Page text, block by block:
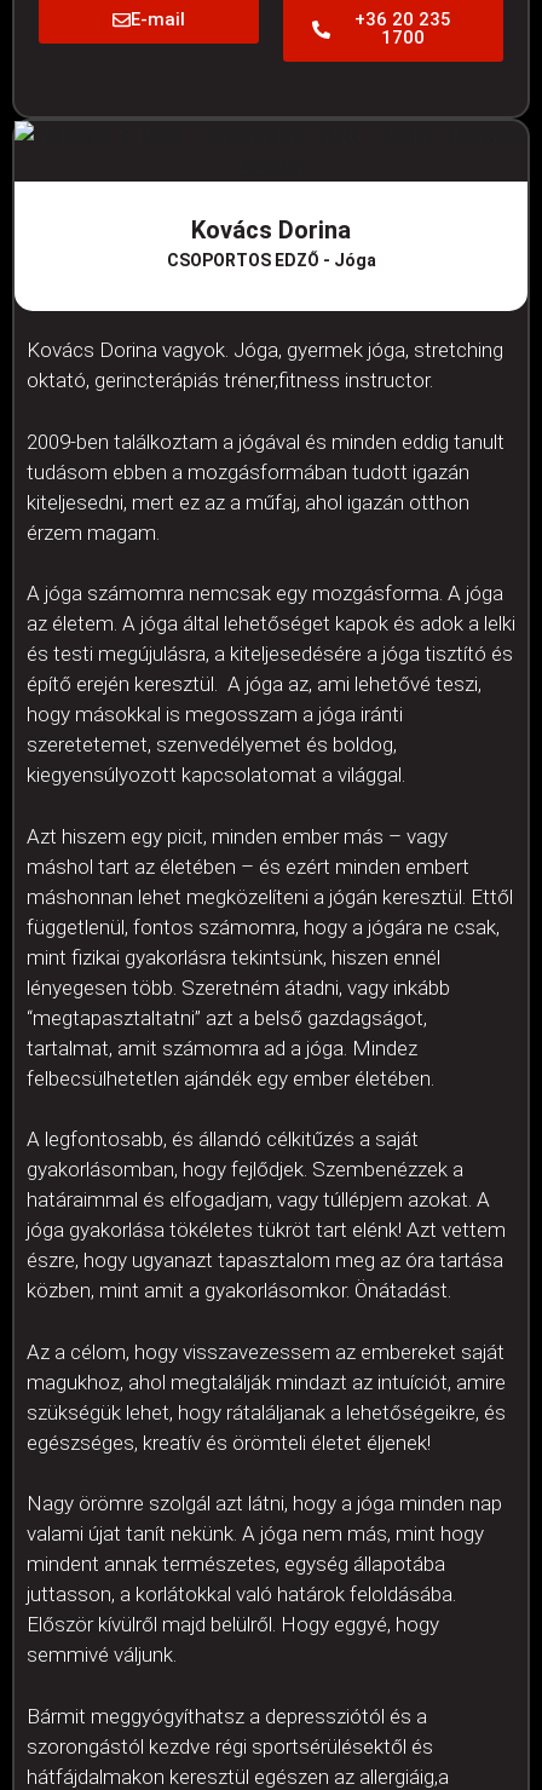
E-mail
+36 20 235
1700
Kovács Dorina
CSOPORTOS EDZŐ - Jóga
Kovács Dorina vagyok. Jóga, gyermek jóga, stretching
oktató, gerincterápiás tréner,fitness instructor.
2009-ben találkoztam a jógával és minden eddig tanult
tudásom ebben a mozgásformában tudott igazán
kiteljesedni, mert ez az a műfaj, ahol igazán otthon
érzem magam.
A jóga számomra nemcsak egy mozgásforma. A jóga
az életem. A jóga által lehetőséget kapok és adok a lelki
és testi megújulásra, a kiteljesedésére a jóga tisztító és
építő erején keresztül. A jóga az, ami lehetővé teszi,
hogy másokkal is megosszam a jóga iránti
szeretetemet, szenvedélyemet és boldog,
kiegyensúlyozott kapcsolatomat a világgal.
Azt hiszem egy picit, minden ember más – vagy
máshol tart az életében – és ezért minden embert
máshonnan lehet megközelíteni a jógán keresztül. Ettől
függetlenül, fontos számomra, hogy a jógára ne csak,
mint fizikai gyakorlásra tekintsünk, hiszen ennél
lényegesen több. Szeretném átadni, vagy inkább
“megtapasztaltatni” azt a belső gazdagságot,
tartalmat, amit számomra ad a jóga. Mindez
felbecsülhetetlen ajándék egy ember életében.
A legfontosabb, és állandó célkitűzés a saját
gyakorlásomban, hogy fejlődjek. Szembenézzek a
határaimmal és elfogadjam, vagy túllépjem azokat. A
jóga gyakorlása tökéletes tükröt tart elénk! Azt vettem
észre, hogy ugyanazt tapasztalom meg az óra tartása
közben, mint amit a gyakorlásomkor. Önátadást.
Az a célom, hogy visszavezessem az embereket saját
magukhoz, ahol megtalálják mindazt az intuíciót, amire
szükségük lehet, hogy rátaláljanak a lehetőségeikre, és
egészséges, kreatív és örömteli életet éljenek!
Nagy örömre szolgál azt látni, hogy a jóga minden nap
valami újat tanít nekünk. A jóga nem más, mint hogy
mindent annak természetes, egység állapotába
juttasson, a korlátokkal való határok feloldásába.
Először kívülről majd belülről. Hogy eggyé, hogy
semmivé váljunk.
Bármit meggyógyíthatsz a depressziótól és a
szorongástól kezdve régi sportsérülésektől és
hátfájdalmakon keresztül egészen az allergiáig,a